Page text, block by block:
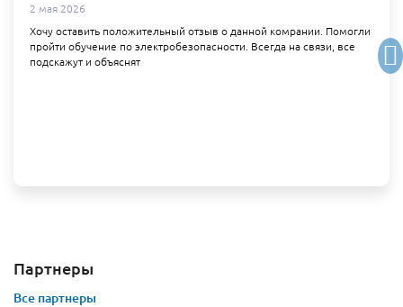
2 мая 2026
Хочу оставить положительный отзыв о данной комрании. Помогли
пройти обучение по электробезопасности. Всегда на связи, все
подскажут и объяснят
Партнеры
Все партнеры